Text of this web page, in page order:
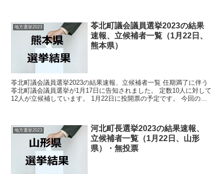
地方選挙2023
苓北町議会議員選挙2023の結果
速報、立候補者一覧（1月22日、
熊本県）
苓北町議会議員選挙2023の結果速報、立候補者一覧 任期満了に伴う
苓北町議会議員選挙が1月17日に告知されました。 定数10人に対して
12人が立候補しています。 1月22日に投開票の予定です。 今回の記
地方選挙2023
河北町長選挙2023の結果速報、
立候補者一覧（1月22日、山形
県）・無投票